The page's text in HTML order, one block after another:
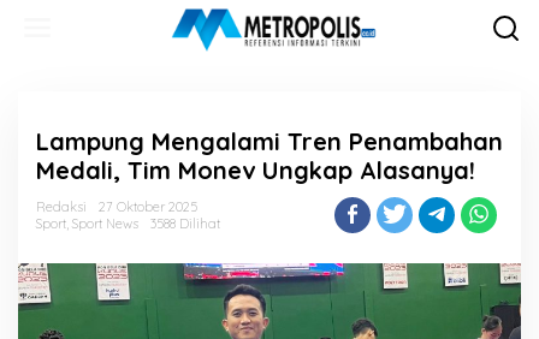
Lampung Mengalami Tren Penambahan
Medali, Tim Monev Ungkap Alasanya!
Redaksi
27 Oktober 2025
Sport, Sport News 3588 Dilihat